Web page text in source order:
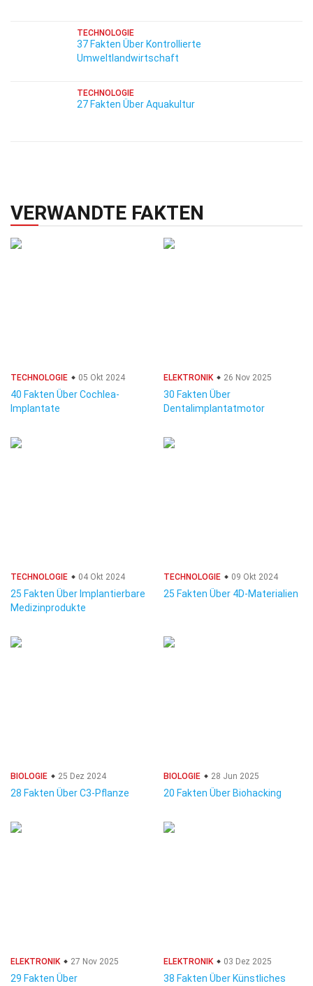
TECHNOLOGIE
37 Fakten Über Kontrollierte
Umweltlandwirtschaft
TECHNOLOGIE
27 Fakten Über Aquakultur
VERWANDTE FAKTEN
TECHNOLOGIE 05 Okt 2024
40 Fakten Über Cochlea-
Implantate
ELEKTRONIK 26 Nov 2025
30 Fakten Über
Dentalimplantatmotor
TECHNOLOGIE 04 Okt 2024
25 Fakten Über Implantierbare
Medizinprodukte
TECHNOLOGIE 09 Okt 2024
25 Fakten Über 4D-Materialien
BIOLOGIE 25 Dez 2024
28 Fakten Über C3-Pflanze
BIOLOGIE 28 Jun 2025
20 Fakten Über Biohacking
ELEKTRONIK 27 Nov 2025
29 Fakten Über
ELEKTRONIK 03 Dez 2025
38 Fakten Über Künstliches